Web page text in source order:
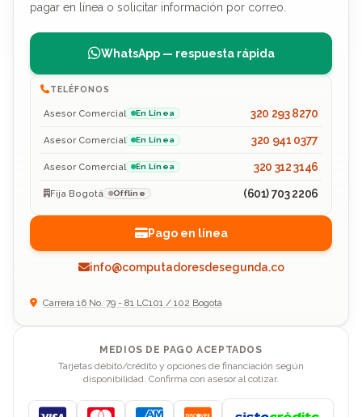
pagar en línea o solicitar información por correo.
WhatsApp — respuesta rápida
TELÉFONOS
Asesor Comercial En Línea 320 293 8270
Asesor Comercial En Línea 320 941 0377
Asesor Comercial En Línea 320 312 3146
Fija Bogotá Offline (601) 703 2206
Pago en línea
info@computadoresdesegunda.co
Carrera 16 No. 79 - 81 LC101 / 102 Bogotá
MEDIOS DE PAGO ACEPTADOS
Tarjetas débito/crédito y opciones de financiación según
disponibilidad. Confirma con asesor al cotizar.